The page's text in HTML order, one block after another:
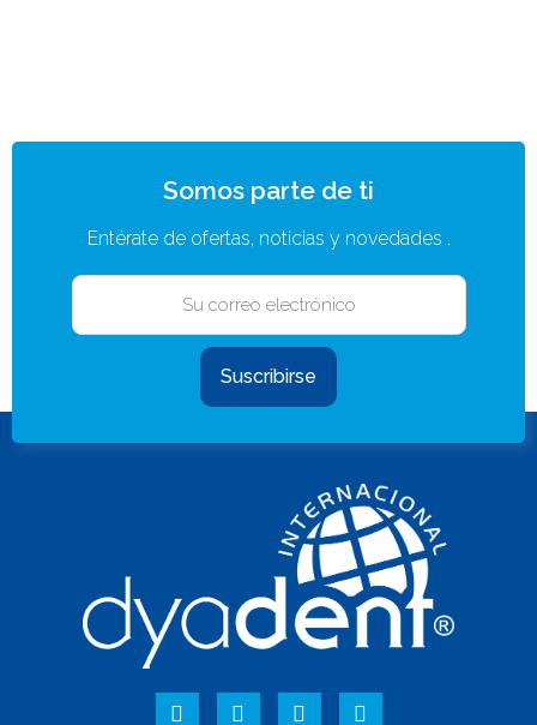
Somos parte de ti
Entérate de ofertas, noticias y novedades .
Suscribirse